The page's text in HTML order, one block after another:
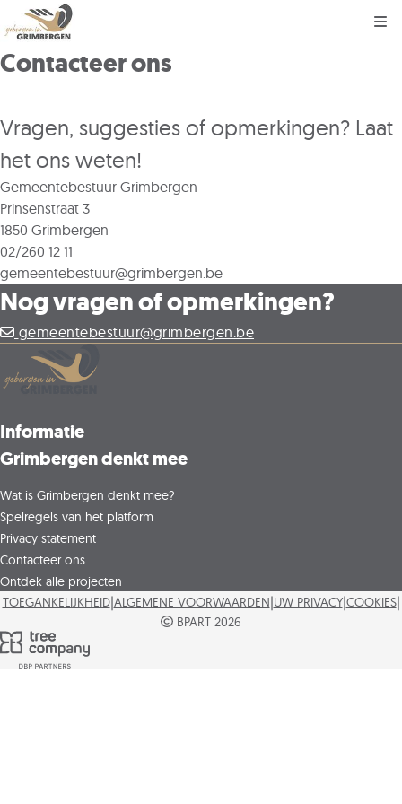
Contacteer ons
Vragen, suggesties of opmerkingen? Laat
het ons weten!
Gemeentebestuur Grimbergen
Prinsenstraat 3
1850 Grimbergen
02/260 12 11
gemeentebestuur@grimbergen.be
Nog vragen of opmerkingen?
gemeentebestuur@grimbergen.be
Informatie
Grimbergen denkt mee
Wat is Grimbergen denkt mee?
Spelregels van het platform
Privacy statement
Contacteer ons
Ontdek alle projecten
TOEGANKELIJKHEID|ALGEMENE VOORWAARDEN|UW PRIVACY|COOKIES|
BPART 2026